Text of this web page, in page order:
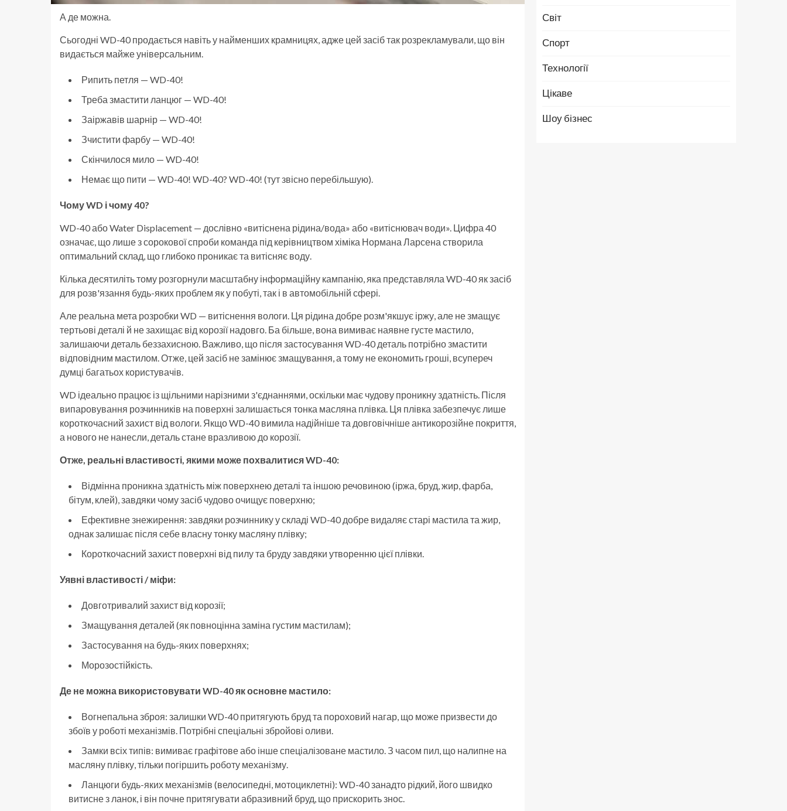
А де можна.
Сьогодні WD-40 продається навіть у найменших крамницях, адже цей засіб так розрекламували, що він
видається майже універсальним.
Рипить петля — WD-40!
Треба змастити ланцюг — WD-40!
Заіржавів шарнір — WD-40!
Зчистити фарбу — WD-40!
Скінчилося мило — WD-40!
Немає що пити — WD-40! WD-40? WD-40! (тут звісно перебільшую).
Чому WD і чому 40?
WD-40 або Water Displacement — дослівно «витіснена рідина/вода» або «витіснювач води». Цифра 40
означає, що лише з сорокової спроби команда під керівництвом хіміка Нормана Ларсена створила
оптимальний склад, що глибоко проникає та витісняє воду.
Кілька десятиліть тому розгорнули масштабну інформаційну кампанію, яка представляла WD-40 як засіб
для розв'язання будь-яких проблем як у побуті, так і в автомобільній сфері.
Але реальна мета розробки WD — витіснення вологи. Ця рідина добре розм'якшує іржу, але не змащує
тертьові деталі й не захищає від корозії надовго. Ба більше, вона вимиває наявне густе мастило,
залишаючи деталь беззахисною. Важливо, що після застосування WD-40 деталь потрібно змастити
відповідним мастилом. Отже, цей засіб не замінює змащування, а тому не економить гроші, всупереч
думці багатьох користувачів.
WD ідеально працює із щільними нарізними з'єднаннями, оскільки має чудову проникну здатність. Після
випаровування розчинників на поверхні залишається тонка масляна плівка. Ця плівка забезпечує лише
короткочасний захист від вологи. Якщо WD-40 вимила надійніше та довговічніше антикорозійне покриття,
а нового не нанесли, деталь стане вразливою до корозії.
Отже, реальні властивості, якими може похвалитися WD-40:
Відмінна проникна здатність між поверхнею деталі та іншою речовиною (іржа, бруд, жир, фарба,
бітум, клей), завдяки чому засіб чудово очищує поверхню;
Ефективне знежирення: завдяки розчиннику у складі WD-40 добре видаляє старі мастила та жир,
однак залишає після себе власну тонку масляну плівку;
Короткочасний захист поверхні від пилу та бруду завдяки утворенню цієї плівки.
Уявні властивості / міфи:
Довготривалий захист від корозії;
Змащування деталей (як повноцінна заміна густим мастилам);
Застосування на будь-яких поверхнях;
Морозостійкість.
Де не можна використовувати WD-40 як основне мастило:
Вогнепальна зброя: залишки WD-40 притягують бруд та пороховий нагар, що може призвести до
збоїв у роботі механізмів. Потрібні спеціальні збройові оливи.
Замки всіх типів: вимиває графітове або інше спеціалізоване мастило. З часом пил, що налипне на
масляну плівку, тільки погіршить роботу механізму.
Ланцюги будь-яких механізмів (велосипедні, мотоциклетні): WD-40 занадто рідкий, його швидко
витисне з ланок, і він почне притягувати абразивний бруд, що прискорить знос.
Світ
Спорт
Технології
Цікаве
Шоу бізнес